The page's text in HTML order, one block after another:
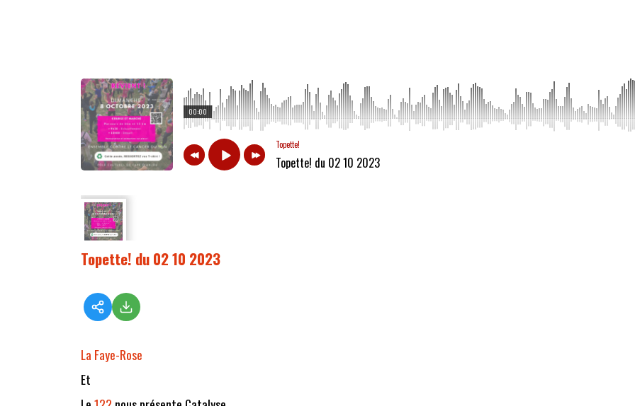
00:00
Topette!
Topette! du 02 10 2023
Topette! du 02 10 2023
La Faye-Rose
Et